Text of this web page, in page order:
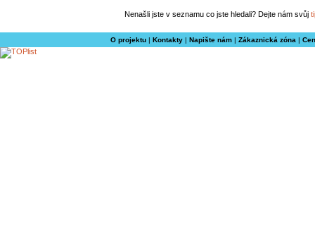
Nenašli jste v seznamu co jste hledali? Dejte nám svůj
O projektu| Kontakty| Napište nám| Zákaznická zóna |